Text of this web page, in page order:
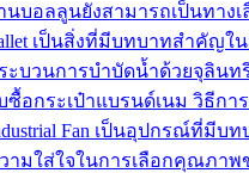
นบอลลูนยังสามารถเป็นทาง
เป็นสิ่งที่มีบทบาทสำคัญใ
ะบวนการบำบัดน้ำด้วยจุลิน
ซื้อกระเป๋าแบรนด์เนม วิธีก
Fan เป็นอุปกรณ์ที่มี
ามใส่ใจในการเลือกคุณภาพ